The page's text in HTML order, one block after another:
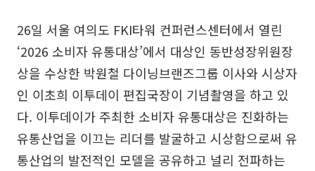
26일 서울 여의도 FKI타워 컨퍼런스센터에서 열린
‘2026 소비자 유통대상’에서 대상인 동반성장위원장
상을 수상한 박원철 다이닝브랜즈그룹 이사와 시상자
인 이초희 이투데이 편집국장이 기념촬영을 하고 있
다. 이투데이가 주최한 소비자 유통대상은 진화하는
유통산업을 이끄는 리더를 발굴하고 시상함으로써 유
통산업의 발전적인 모델을 공유하고 널리 전파하는